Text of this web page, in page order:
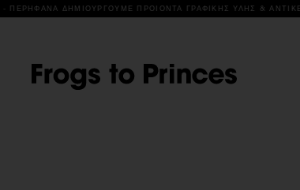
ΠΡΟΙΟΝΤΑ ΓΡΑΦΙΚΗΣ ΥΛΗΣ & ΑΝΤΙΚΕΙΜΕΝΑ DESIGN ΣΕ